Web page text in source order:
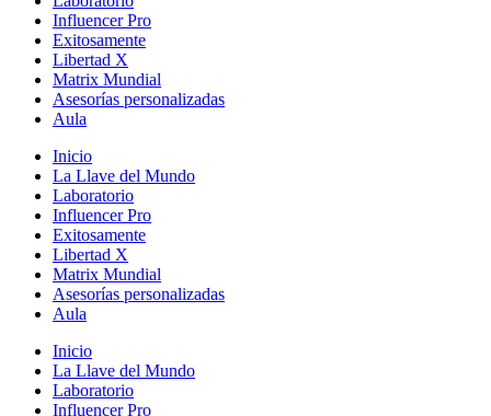
Influencer Pro
Exitosamente
Libertad X
Matrix Mundial
Asesorías personalizadas
Aula
Inicio
La Llave del Mundo
Laboratorio
Influencer Pro
Exitosamente
Libertad X
Matrix Mundial
Asesorías personalizadas
Aula
Inicio
La Llave del Mundo
Laboratorio
Influencer Pro